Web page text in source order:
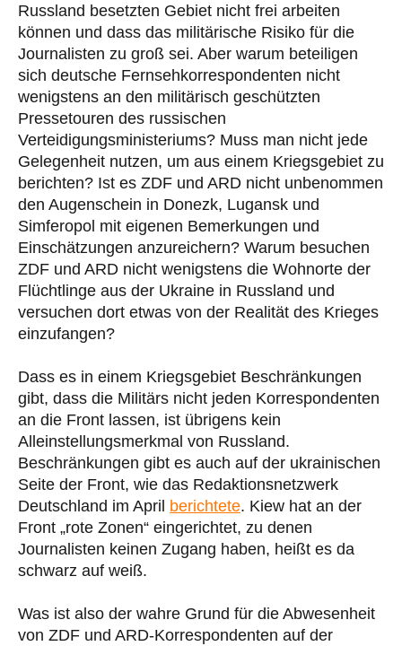
Russland besetzten Gebiet nicht frei arbeiten
können und dass das militärische Risiko für die
Journalisten zu groß sei. Aber warum beteiligen
sich deutsche Fernsehkorrespondenten nicht
wenigstens an den militärisch geschützten
Pressetouren des russischen
Verteidigungsministeriums? Muss man nicht jede
Gelegenheit nutzen, um aus einem Kriegsgebiet zu
berichten? Ist es ZDF und ARD nicht unbenommen
den Augenschein in Donezk, Lugansk und
Simferopol mit eigenen Bemerkungen und
Einschätzungen anzureichern? Warum besuchen
ZDF und ARD nicht wenigstens die Wohnorte der
Flüchtlinge aus der Ukraine in Russland und
versuchen dort etwas von der Realität des Krieges
einzufangen?
Dass es in einem Kriegsgebiet Beschränkungen
gibt, dass die Militärs nicht jeden Korrespondenten
an die Front lassen, ist übrigens kein
Alleinstellungsmerkmal von Russland.
Beschränkungen gibt es auch auf der ukrainischen
Seite der Front, wie das Redaktionsnetzwerk
Deutschland im April berichtete. Kiew hat an der
Front „rote Zonen“ eingerichtet, zu denen
Journalisten keinen Zugang haben, heißt es da
schwarz auf weiß.
Was ist also der wahre Grund für die Abwesenheit
von ZDF und ARD-Korrespondenten auf der